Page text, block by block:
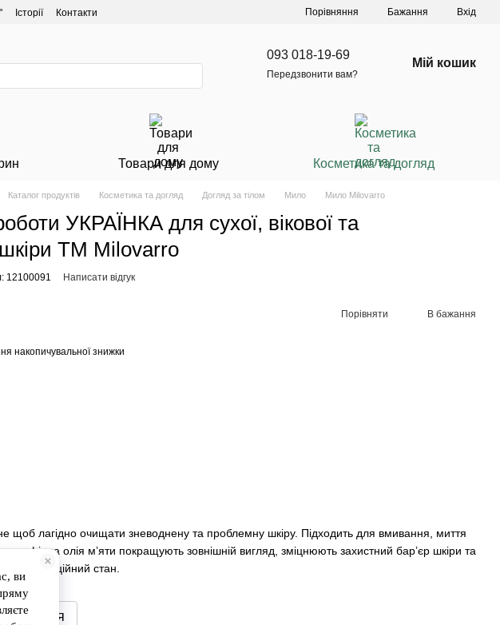
Історії Контакти Порівняння Бажання Вхід
093 018-19-69
Передзвонити вам?
Мій кошик
Товари для дому Косметика та догляд
Каталог продуктів Косметика та догляд Догляд за тілом Мило Мило Milovarro
УКРАЇНКА для сухої, вікової та
шкіри ТМ Milovarro
12100091 Написати відгук
Порівняти В бажання
накопичувальної знижки
щоб лагідно очищати зневоднену та проблемну шкіру. Підходить для вмивання, миття
та ефірна олія м’яти покращують зовнішній вигляд, зміцнюють захистний бар’єр шкіри та
емоційний стан.